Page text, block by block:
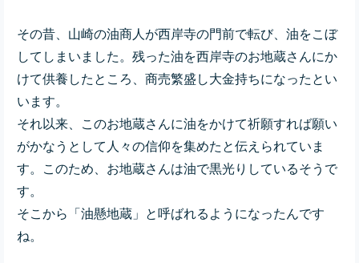
その昔、山崎の油商人が西岸寺の門前で転び、油をこぼ
してしまいました。残った油を西岸寺のお地蔵さんにか
けて供養したところ、商売繁盛し大金持ちになったとい
います。
それ以来、このお地蔵さんに油をかけて祈願すれば願い
がかなうとして人々の信仰を集めたと伝えられていま
す。このため、お地蔵さんは油で黒光りしているそうで
す。
そこから「油懸地蔵」と呼ばれるようになったんです
ね。